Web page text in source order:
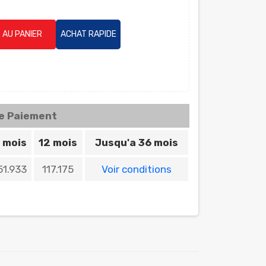
PANIER ACHAT RAPIDE
Paiement
mois 12 mois Jusqu'a 36 mois
117.175 Voir conditions